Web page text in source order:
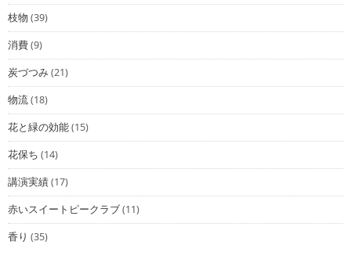
枝物 (39)
消費(9)
炭づつみ(21)
物流(18)
花と緑の効能(15)
花保ち (14)
講演実績(17)
赤いスイートピークラブ(11)
香り (35)